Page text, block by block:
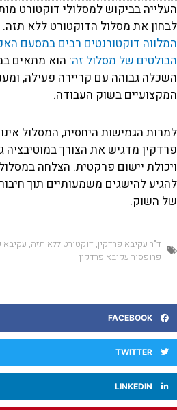
בביקוש למסלולי דוקטורט
את מסלול הדוקטורט ללא תזה.
דוקטורנטים רבים במסעם
של מסלול זה: הוא מתאים
גבוהה עם קריירה פעילה,
בשוק העבודה.
הגמישות היחסית, המסלול
מדגיש את הצורך במוטיבציה
יישום פרקטית. הצלחה
להישגים משמעותיים תוך
השוק.
ד"ר עקיבא פרדקין,דוקטורט ללא תזה,עקיבא
פרופסור עקיבא פרדקין
FACEBOOK
TWITTER
LINKEDIN